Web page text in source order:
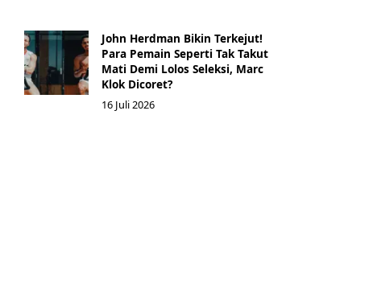
John Herdman Bikin Terkejut!
Para Pemain Seperti Tak Takut
Mati Demi Lolos Seleksi, Marc
Klok Dicoret?
16 Juli 2026